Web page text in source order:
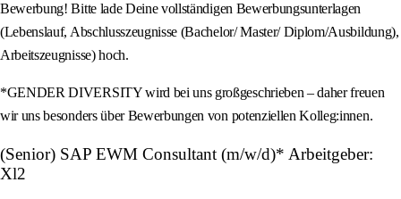
Bewerbung! Bitte lade Deine vollständigen Bewerbungsunterlagen
(Lebenslauf, Abschlusszeugnisse (Bachelor/ Master/ Diplom/Ausbildung),
Arbeitszeugnisse) hoch.
*GENDER DIVERSITY wird bei uns großgeschrieben – daher freuen
wir uns besonders über Bewerbungen von potenziellen Kolleg:innen.
(Senior) SAP EWM Consultant (m/w/d)* Arbeitgeber:
Xl2